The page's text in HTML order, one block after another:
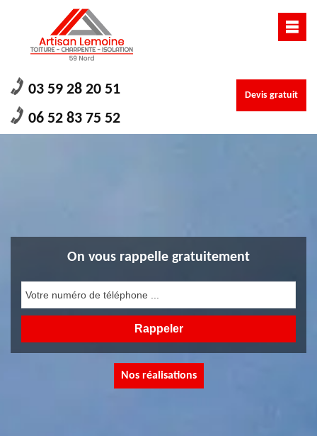
03 59 28 20 51
06 52 83 75 52
Devis gratuit
On vous rappelle gratuitement
Nos réalisations